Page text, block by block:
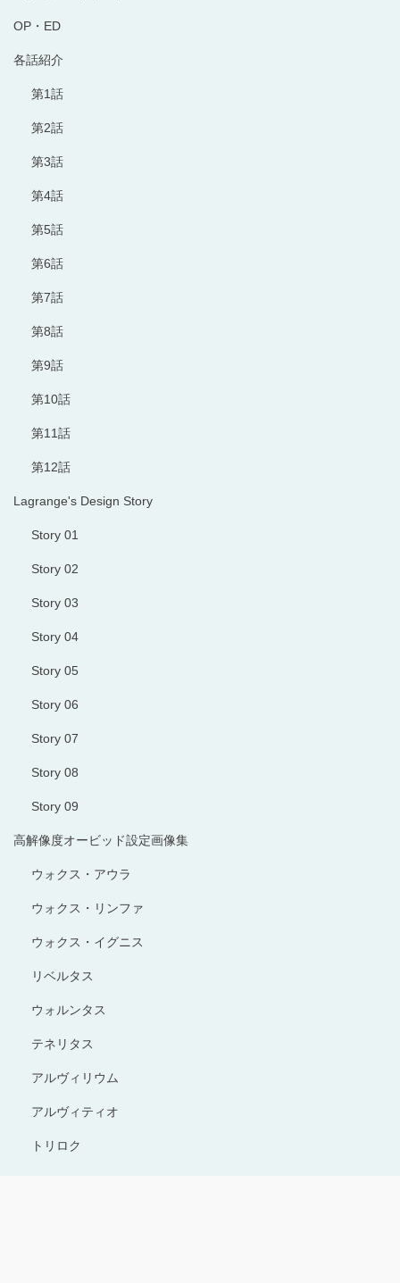
OP・ED
各話紹介
第1話
第2話
第3話
第4話
第5話
第6話
第7話
第8話
第9話
第10話
第11話
第12話
Lagrange's Design Story
Story 01
Story 02
Story 03
Story 04
Story 05
Story 06
Story 07
Story 08
Story 09
高解像度オービッド設定画像集
ウォクス・アウラ
ウォクス・リンファ
ウォクス・イグニス
リベルタス
ウォルンタス
テネリタス
アルヴィリウム
アルヴィティオ
トリロク